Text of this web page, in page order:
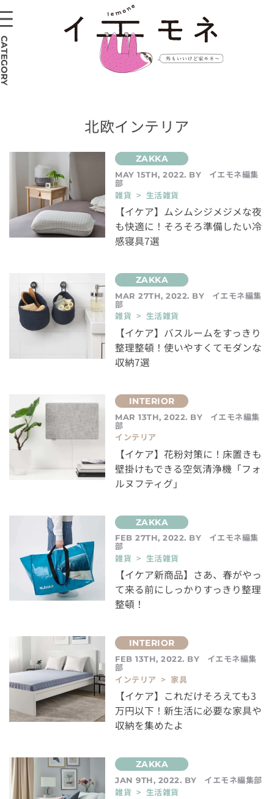
北欧インテリア
MAY 15TH, 2022. BY イエモネ編集
部
雑貨 > 生活雑貨
【イケア】ムシムシジメジメな夜
も快適に！そろそろ準備したい冷
感寝具7選
MAR 27TH, 2022. BY イエモネ編集
部
雑貨 > 生活雑貨
【イケア】バスルームをすっきり
整理整頓！使いやすくてモダンな
収納7選
MAR 13TH, 2022. BY イエモネ編集
部
インテリア
【イケア】花粉対策に！床置きも
壁掛けもできる空気清浄機「フォ
ルヌフティグ」
FEB 27TH, 2022. BY イエモネ編集
部
雑貨 > 生活雑貨
【イケア新商品】さあ、春がやっ
て来る前にしっかりすっきり整理
整頓！
FEB 13TH, 2022. BY イエモネ編集
部
インテリア > 家具
【イケア】これだけそろえても3
万円以下！新生活に必要な家具や
収納を集めたよ
JAN 9TH, 2022. BY
イエモネ編集部
雑貨 > 生活雑貨